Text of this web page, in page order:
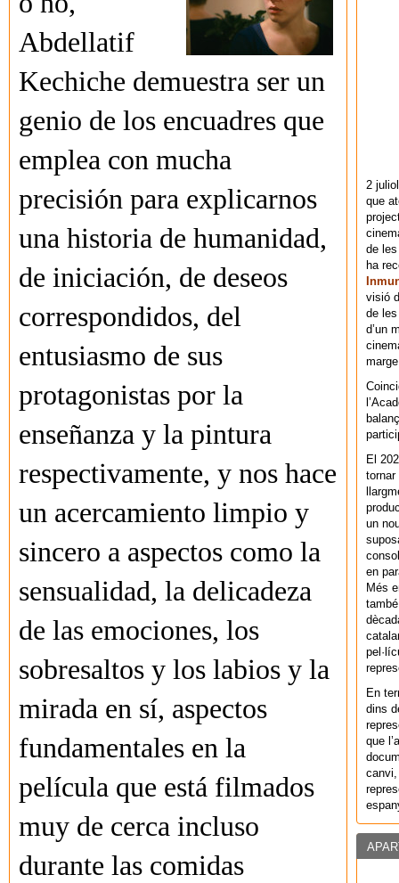
Abdellatif
Kechiche demuestra ser un
genio de los encuadres que
emplea con mucha
precisión para explicarnos
una historia de humanidad,
de iniciación, de deseos
correspondidos, del
entusiasmo de sus
protagonistas por la
enseñanza y la pintura
respectivamente, y nos hace
un acercamiento limpio y
sincero a aspectos como la
sensualidad, la delicadeza
de las emociones, los
sobresaltos y los labios y la
mirada en sí, aspectos
fundamentales en la
película que está filmados
muy de cerca incluso
durante las comidas
2
que
de
ha
visió
de
d’un
El
un
en
Més
En
dins
que
canvi,